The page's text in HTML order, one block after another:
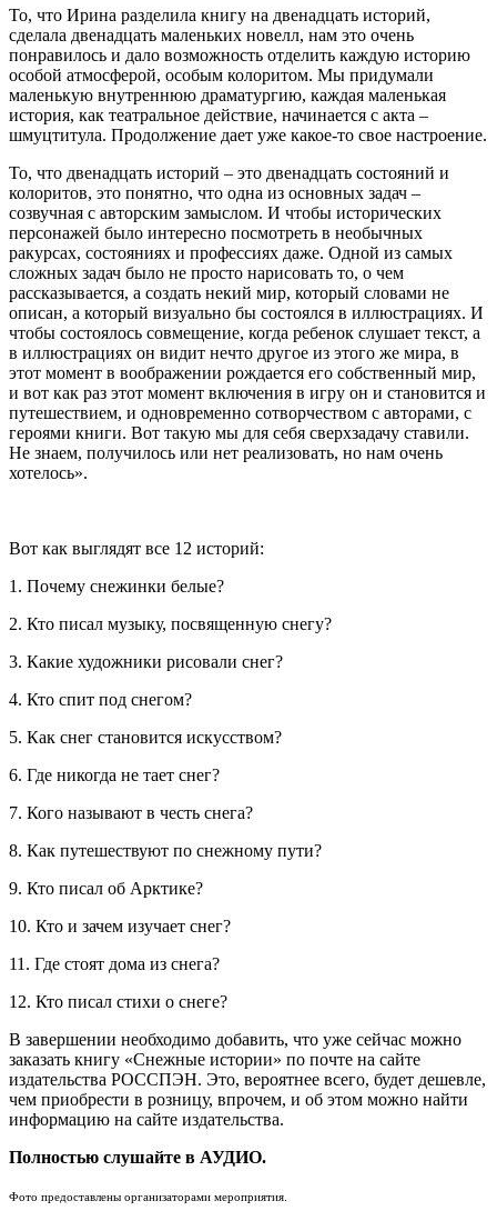
То, что Ирина разделила книгу на двенадцать историй,
сделала двенадцать маленьких новелл, нам это очень
понравилось и дало возможность отделить каждую историю
особой атмосферой, особым колоритом. Мы придумали
маленькую внутреннюю драматургию, каждая маленькая
история, как театральное действие, начинается с акта –
шмуцтитула. Продолжение дает уже какое-то свое настроение.
То, что двенадцать историй – это двенадцать состояний и
колоритов, это понятно, что одна из основных задач –
созвучная с авторским замыслом. И чтобы исторических
персонажей было интересно посмотреть в необычных
ракурсах, состояниях и профессиях даже. Одной из самых
сложных задач было не просто нарисовать то, о чем
рассказывается, а создать некий мир, который словами не
описан, а который визуально бы состоялся в иллюстрациях. И
чтобы состоялось совмещение, когда ребенок слушает текст, а
в иллюстрациях он видит нечто другое из этого же мира, в
этот момент в воображении рождается его собственный мир,
и вот как раз этот момент включения в игру он и становится и
путешествием, и одновременно сотворчеством с авторами, с
героями книги. Вот такую мы для себя сверхзадачу ставили.
Не знаем, получилось или нет реализовать, но нам очень
хотелось».
Вот как выглядят все 12 историй:
1. Почему снежинки белые?
2. Кто писал музыку, посвященную снегу?
3. Какие художники рисовали снег?
4. Кто спит под снегом?
5. Как снег становится искусством?
6. Где никогда не тает снег?
7. Кого называют в честь снега?
8. Как путешествуют по снежному пути?
9. Кто писал об Арктике?
10. Кто и зачем изучает снег?
11. Где стоят дома из снега?
12. Кто писал стихи о снеге?
В завершении необходимо добавить, что уже сейчас можно
заказать книгу «Снежные истории» по почте на сайте
издательства РОССПЭН. Это, вероятнее всего, будет дешевле,
чем приобрести в розницу, впрочем, и об этом можно найти
информацию на сайте издательства.
Полностью слушайте в АУДИО.
Фото предоставлены организаторами мероприятия.